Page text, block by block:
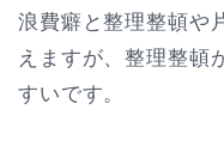
浪費癖と整理整頓や
えますが、整理整頓
すいです。